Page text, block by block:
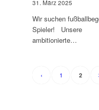
31. März 2025
Wir suchen
Spieler! Unsere
ambitionierte…
‹ 1 2